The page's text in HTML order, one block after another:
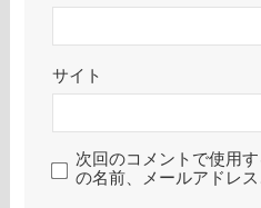
サイト
次回のコメントで使用
の名前、メールアドレス